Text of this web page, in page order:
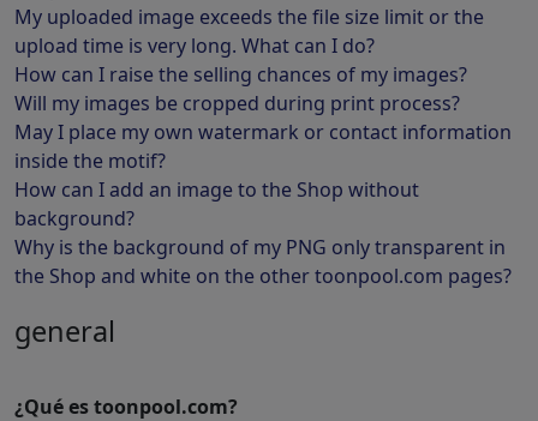
My uploaded image exceeds the file size limit or the
upload time is very long. What can I do?
How can I raise the selling chances of my images?
Will my images be cropped during print process?
May I place my own watermark or contact information
inside the motif?
How can I add an image to the Shop without
background?
Why is the background of my PNG only transparent in
the Shop and white on the other toonpool.com pages?
general
¿Qué es toonpool.com?